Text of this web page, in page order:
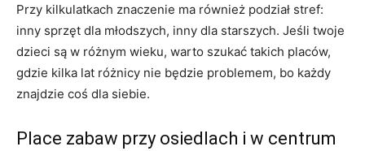
Przy kilkulatkach znaczenie ma również podział stref:
inny sprzęt dla młodszych, inny dla starszych. Jeśli twoje
dzieci są w różnym wieku, warto szukać takich placów,
gdzie kilka lat różnicy nie będzie problemem, bo każdy
znajdzie coś dla siebie.
Place zabaw przy osiedlach i w centrum